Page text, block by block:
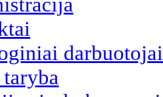
darbuotojai